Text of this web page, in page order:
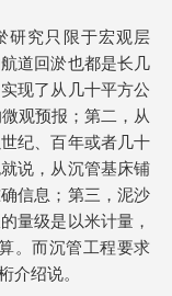
研究只限于宏观层
道回淤也都是长几
现了从几十平方公
观预报；第二，从
纪、百年或者几十
说，从沉管基床铺
信息；第三，泥沙
量级是以米计量，
。而沉管工程要求
介绍说。